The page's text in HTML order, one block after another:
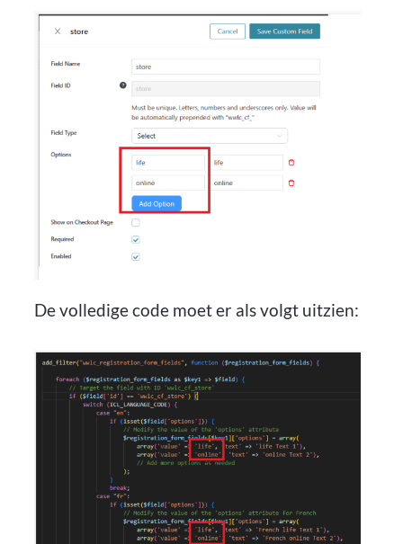
De volledige code moet er als volgt uitzien: